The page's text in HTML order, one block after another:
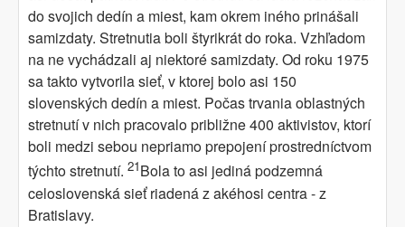
do svojich dedín a miest, kam okrem iného prinášali
samizdaty. Stretnutia boli štyrikrát do roka. Vzhľadom
na ne vychádzali aj niektoré samizdaty. Od roku 1975
sa takto vytvorila sieť, v ktorej bolo asi 150
slovenských dedín a miest. Počas trvania oblastných
stretnutí v nich pracovalo približne 400 aktivistov, ktorí
boli medzi sebou nepriamo prepojení prostredníctvom
týchto stretnutí. 21Bola to asi jediná podzemná
celoslovenská sieť riadená z akéhosi centra - z
Bratislavy.